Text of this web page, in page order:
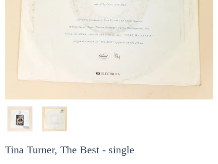
Tina Turner, The Best - single